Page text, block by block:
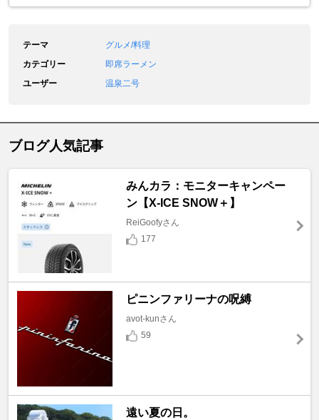
テーマ
グルメ/料理
カテゴリー
即席ラーメン
ユーザー
温泉二号
ブログ人気記事
みんカラ：モニターキャンペー
ン【X-ICE SNOW＋】
ReiGoofyさん
177
ピニンファリーナの呪縛
avot-kunさん
59
遠い夏の日。